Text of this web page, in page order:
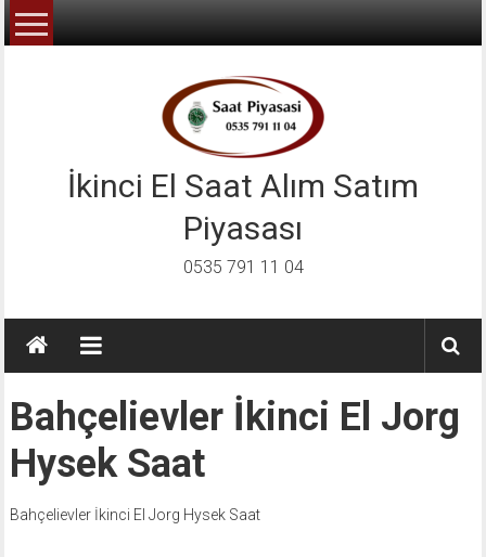
İçeriğe
geç
İkinci El Saat Alım Satım
Piyasası
0535 791 11 04
Bahçelievler İkinci El Jorg
Hysek Saat
Bahçelievler İkinci El Jorg Hysek Saat